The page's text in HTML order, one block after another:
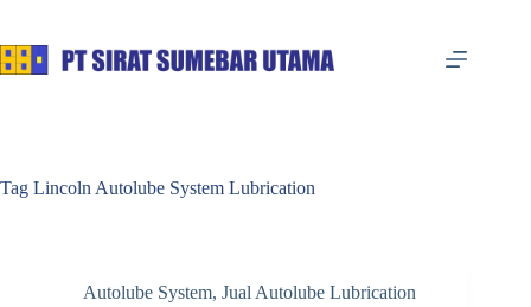
content
Tag Lincoln Autolube System Lubrication
Autolube System, Jual Autolube Lubrication